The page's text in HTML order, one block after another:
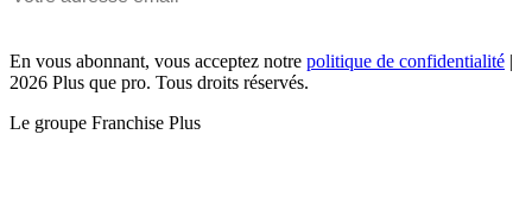
En vous abonnant, vous acceptez notre politique de confidentialité |
2026 Plus que pro. Tous droits réservés.
Le groupe Franchise Plus